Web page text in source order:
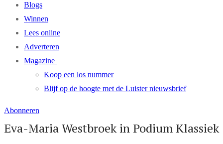
Blogs
Winnen
Lees online
Adverteren
Magazine
Koop een los nummer
Blijf op de hoogte met de Luister nieuwsbrief
Abonneren
Eva-Maria Westbroek in Podium Klassiek